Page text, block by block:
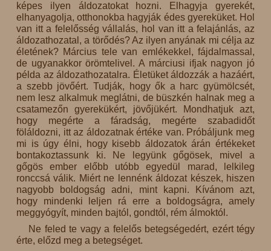
képes ilyen áldozatokat hozni. Elhagyja gyerekét,
elhanyagolja, otthonokba hagyják édes gyereküket. Hol
van itt a felelősség vállalás, hol van itt a felajánlás, az
áldozathozatal, a törődés? Az ilyen anyának mi célja az
életének? Március tele van emlékekkel, fájdalmassal,
de ugyanakkor örömtelivel. A márciusi ifjak nagyon jó
példa az áldozathozatalra. Életüket áldozzák a hazáért,
a szebb jövőért. Tudják, hogy ők a harc gyümölcsét,
nem lesz alkalmuk meglátni, de büszkén halnak meg a
csatamezőn gyerekükért, jövőjükért. Mondhatjuk azt,
hogy megérte a fáradság, megérte szabadidőt
föláldozni, itt az áldozatnak értéke van. Próbáljunk meg
mi is úgy élni, hogy kisebb áldozatok árán értékeket
bontakoztassunk ki. Ne legyünk gőgösek, mivel a
gőgös ember előbb utóbb egyedül marad, lelkileg
ronccsá válik. Miért ne lennénk áldozat készek, hiszen
nagyobb boldogság adni, mint kapni. Kívánom azt,
hogy mindenki leljen rá erre a boldogságra, amely
meggyógyít, minden bajtól, gondtól, rém álmoktól.
Ne feled te vagy a felelős betegségedért, ezért tégy
érte, előzd meg a betegséget.